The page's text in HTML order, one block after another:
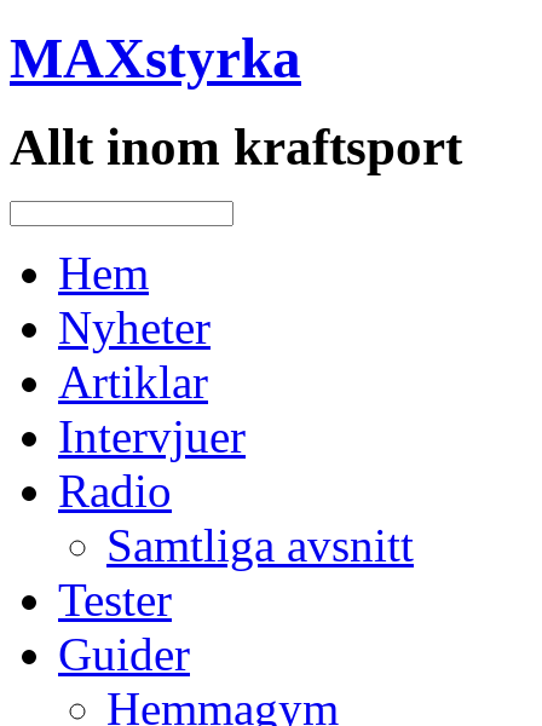
MAXstyrka
Allt inom kraftsport
Hem
Nyheter
Artiklar
Intervjuer
Radio
Samtliga avsnitt
Tester
Guider
Hemmagym